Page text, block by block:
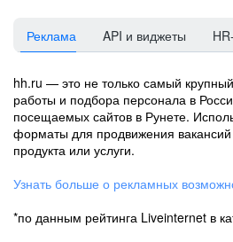
Реклама API и виджеты
hh.ru — это не только самый
работы и подбора персонала в
посещаемых сайтов в Рунете.
форматы для продвижения
продукта или услуги.
Узнать больше о рекламных
*по данным рейтинга Liveinternet в